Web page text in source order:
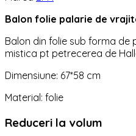
Balon folie palarie de
Balon din folie sub forma de
mistica pt petrecerea de
Dimensiune: 67*58 cm
Material: folie
Reduceri la volum